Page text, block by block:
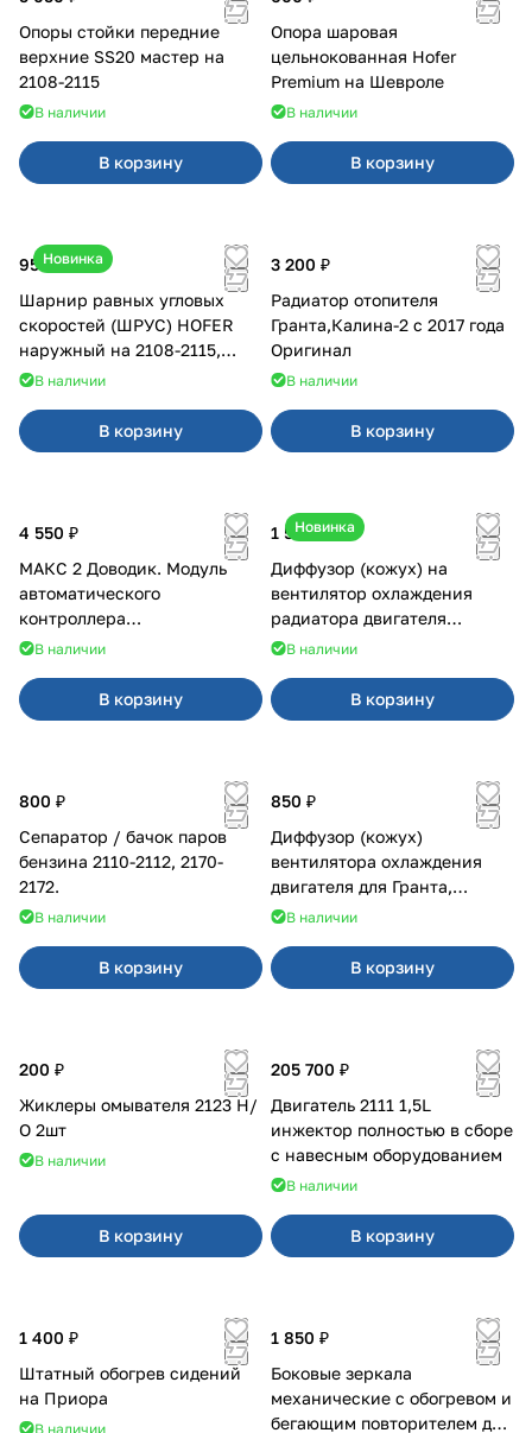
Опоры стойки передние
верхние SS20 мастер на
2108-2115
В наличии
В корзину
Опора шаровая
цельнокованная Hofer
Premium на Шевроле
В наличии
В корзину
Новинка
950 ₽
Шарнир равных угловых
скоростей (ШРУС) HOFER
наружный на 2108-2115,
2110-2112
В наличии
В корзину
3 200 ₽
Радиатор отопителя
Гранта,Калина-2 с 2017 года
Оригинал
В наличии
В корзину
4 550 ₽
МАКС 2 Доводик. Модуль
автоматического
контроллера
стеклоподъемников для
В наличии
В корзину
Новинка
1 500 ₽
Диффузор (кожух) на
вентилятор охлаждения
радиатора двигателя
Приора 2170 Panasonic
В наличии
В корзину
800 ₽
Сепаратор / бачок паров
бензина 2110-2112, 2170-
2172.
В наличии
В корзину
850 ₽
Диффузор (кожух)
вентилятора охлаждения
двигателя для Гранта,
Калина-2, Датсун нового
В наличии
В корзину
200 ₽
Жиклеры омывателя 2123 Н/
О 2шт
В наличии
В корзину
205 700 ₽
Двигатель 2111 1,5L
инжектор полностью в сборе
с навесным оборудованием
В наличии
В корзину
1 400 ₽
Штатный обогрев сидений
на Приора
В наличии
1 850 ₽
Боковые зеркала
механические с обогревом и
бегающим повторителем для